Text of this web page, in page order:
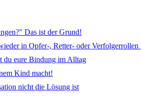
Das ist der Grund!
in Opfer-, Retter- oder
du eure Bindung im Alltag
Kind macht!
nicht die Lösung ist